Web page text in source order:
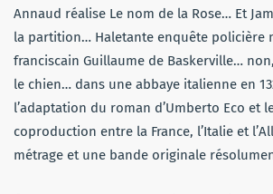
Annaud réalise Le nom de la Rose… Et
la partition… Haletante enquête policière
franciscain Guillaume de Baskerville…
le chien… dans une abbaye italienne en
l’adaptation du roman d’Umberto Eco et
coproduction entre la France, l’Italie et
métrage et une bande originale